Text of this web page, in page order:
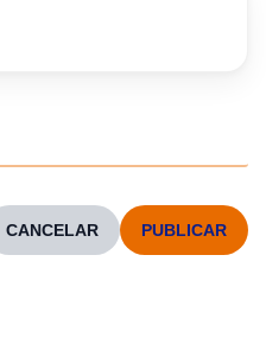
CANCELAR